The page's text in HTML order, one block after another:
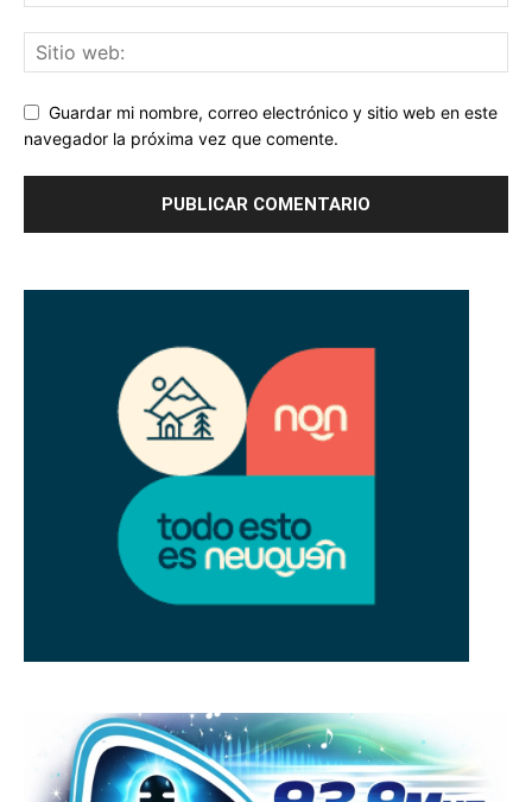
Guardar mi nombre, correo electrónico y sitio web en este
navegador la próxima vez que comente.